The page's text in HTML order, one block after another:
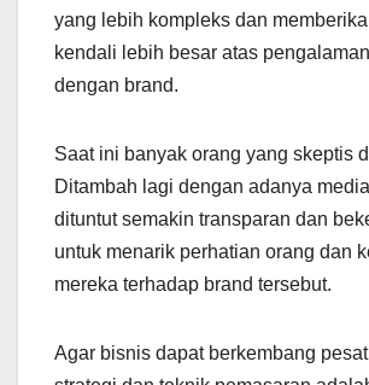
yang lebih kompleks dan
kendali lebih besar atas
dengan brand.
Saat ini banyak orang yang skeptis
Ditambah lagi dengan adanya
dituntut semakin transparan dan
untuk menarik perhatian orang dan
mereka terhadap brand tersebut.
Agar bisnis dapat berkembang